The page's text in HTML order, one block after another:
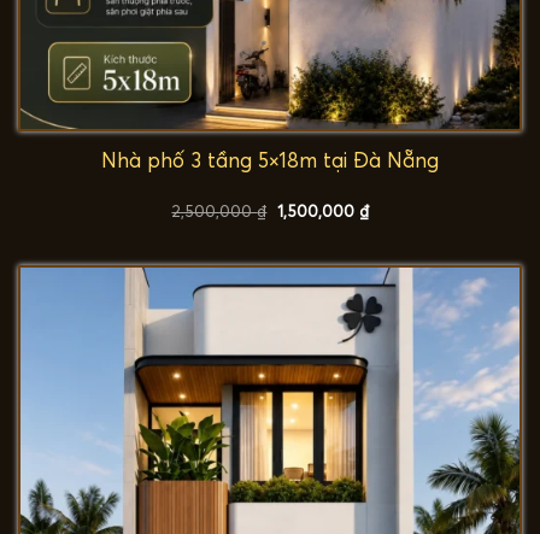
Nhà phố 3 tầng 5×18m tại Đà Nẵng
2,500,000₫ Giá
gốc
1,500,000 ₫Giá
hiện
1,500,000 ₫.